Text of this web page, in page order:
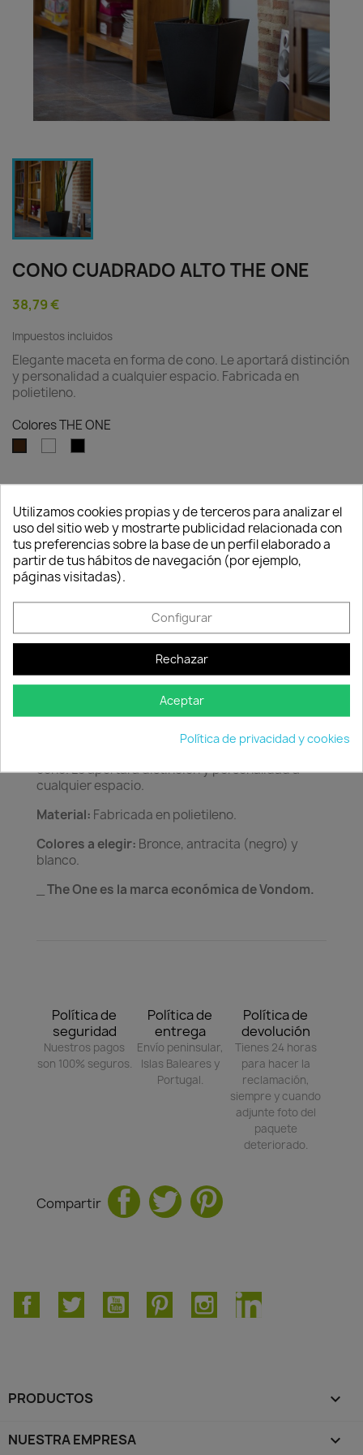
CONO CUADRADO ALTO THE ONE
38,79 €
Impuestos incluidos
Elegante maceta en forma de cono. Le aportará distinción
y personalidad a cualquier espacio. Fabricada en
polietileno.
Colores THE ONE
Cantidad
Producto en stock.
Descripción Detalles del producto
cono. Le aportará distinción y personalidad a
cualquier espacio.
Material: Fabricada en polietileno.
Colores a elegir: Bronce, antracita (negro) y
blanco.
The One es la marca económica de Vondom.
Política de
seguridad
Nuestros pagos
son 100% seguros.
Política de
entrega
Envío peninsular,
Islas Baleares y
Portugal.
Política de
devolución
Tienes 24 horas
para hacer la
reclamación,
siempre y cuando
adjunte foto del
paquete
deteriorado.
Compartir
FacebookTwitter YouTube PinterestInstagramLinkedIn
PRODUCTOS 
NUESTRA EMPRESA 
Utilizamos cookies propias y de terceros para analizar el
uso del sitio web y mostrarte publicidad relacionada con
tus preferencias sobre la base de un perfil elaborado a
partir de tus hábitos de navegación (por ejemplo,
páginas visitadas).
Configurar
Rechazar
Aceptar
Política de privacidad y cookies
Consentimiento de cookies